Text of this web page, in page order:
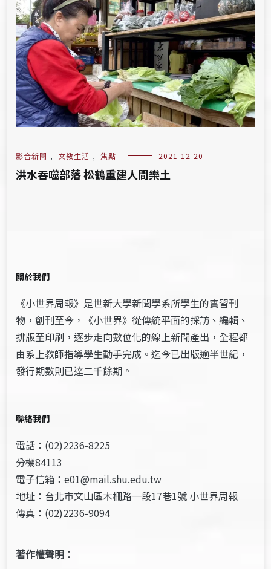
影音新聞 , 文教生活 , 焦點 2021-12-20
洪水吞噬部落 松鶴重建人間樂土
關於我們
《小世界周報》是世新大學新聞學系所學生的實習刊
物，創刊至今，《小世界》從傳統平面的採訪、編輯、
排版至印刷，逐步走向數位化的線上新聞產出，全程都
由系上教師指導學生動手完成。迄今已出版逾半世紀，
發行期數則已達二千餘期。
聯絡我們
電話：(02)2236-8225
分機84113
電子信箱：e01@mail.shu.edu.tw
地址：台北市文山區木柵路一段17巷1號 小世界周報
傳真：(02)2236-9094
著作權聲明 ：